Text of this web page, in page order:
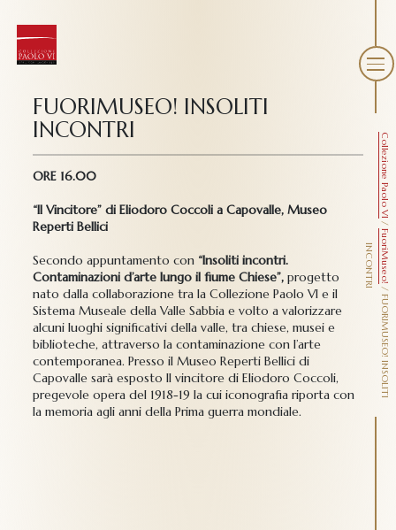
Collezione Paolo VI
/
FuoriMuseo!
/
F
U
O
R
I
M
U
S
E
O
!
I
N
S
O
L
I
T
I
I
N
C
O
N
T
R
I
FUORIMUSEO! INSOLITI
INCONTRI
ORE 16.00
“Il Vincitore” di Eliodoro Coccoli a Capovalle, Museo
Reperti Bellici
Secondo appuntamento con “Insoliti incontri.
Contaminazioni d’arte lungo il fiume Chiese”, progetto
nato dalla collaborazione tra la Collezione Paolo VI e il
Sistema Museale della Valle Sabbia e volto a valorizzare
alcuni luoghi significativi della valle, tra chiese, musei e
biblioteche, attraverso la contaminazione con l’arte
contemporanea. Presso il Museo Reperti Bellici di
Capovalle sarà esposto Il vincitore di Eliodoro Coccoli,
pregevole opera del 1918-19 la cui iconografia riporta con
la memoria agli anni della Prima guerra mondiale.